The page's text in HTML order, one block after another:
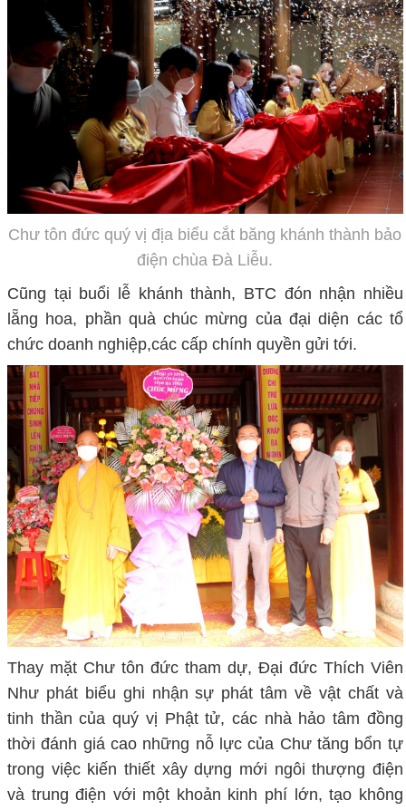
Chư tôn đức quý vị địa biểu cắt băng khánh thành bảo
điện chùa Đà Liễu.
Cũng tại buổi lễ khánh thành, BTC đón nhận nhiều
lẵng hoa, phần quà chúc mừng của đại diện các tổ
chức doanh nghiệp,các cấp chính quyền gửi tới.
Thay mặt Chư tôn đức tham dự, Đại đức Thích Viên
Như phát biểu ghi nhận sự phát tâm về vật chất và
tinh thần của quý vị Phật tử, các nhà hảo tâm đồng
thời đánh giá cao những nỗ lực của Chư tăng bổn tự
trong việc kiến thiết xây dựng mới ngôi thượng điện
và trung điện với một khoản kinh phí lớn, tạo không